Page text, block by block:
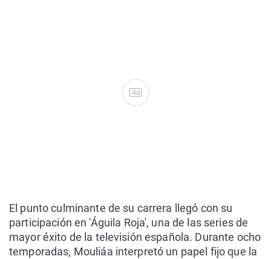
Ad
El punto culminante de su carrera llegó con su
participación en 'Águila Roja', una de las series de
mayor éxito de la televisión española. Durante ocho
temporadas, Mouliáa interpretó un papel fijo que la